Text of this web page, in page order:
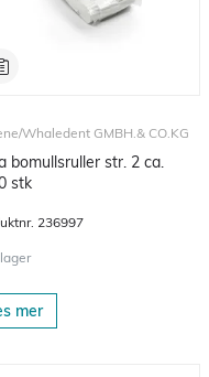
Whaledent GMBH.& CO.KG
bomullsruller str. 2 ca.
stk
236997
mer